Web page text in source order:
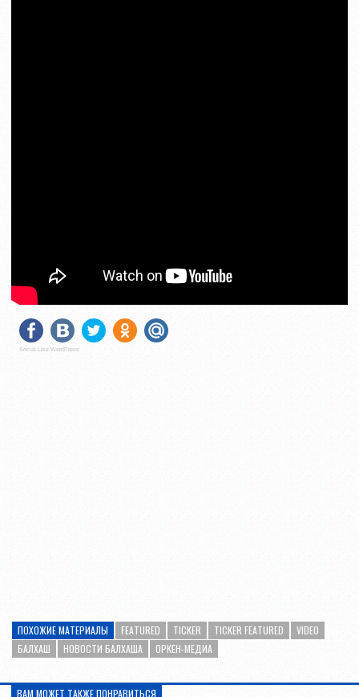
Social Like WordPress
ПОХОЖИЕ МАТЕРИАЛЫ FEATURED TICKER TICKER FEATURED
VIDEO
БАЛХАШ
НОВОСТИ БАЛХАША ОРКЕН-МЕДИА
ВАМ МОЖЕТ ТАКЖЕ ПОНРАВИТЬСЯ